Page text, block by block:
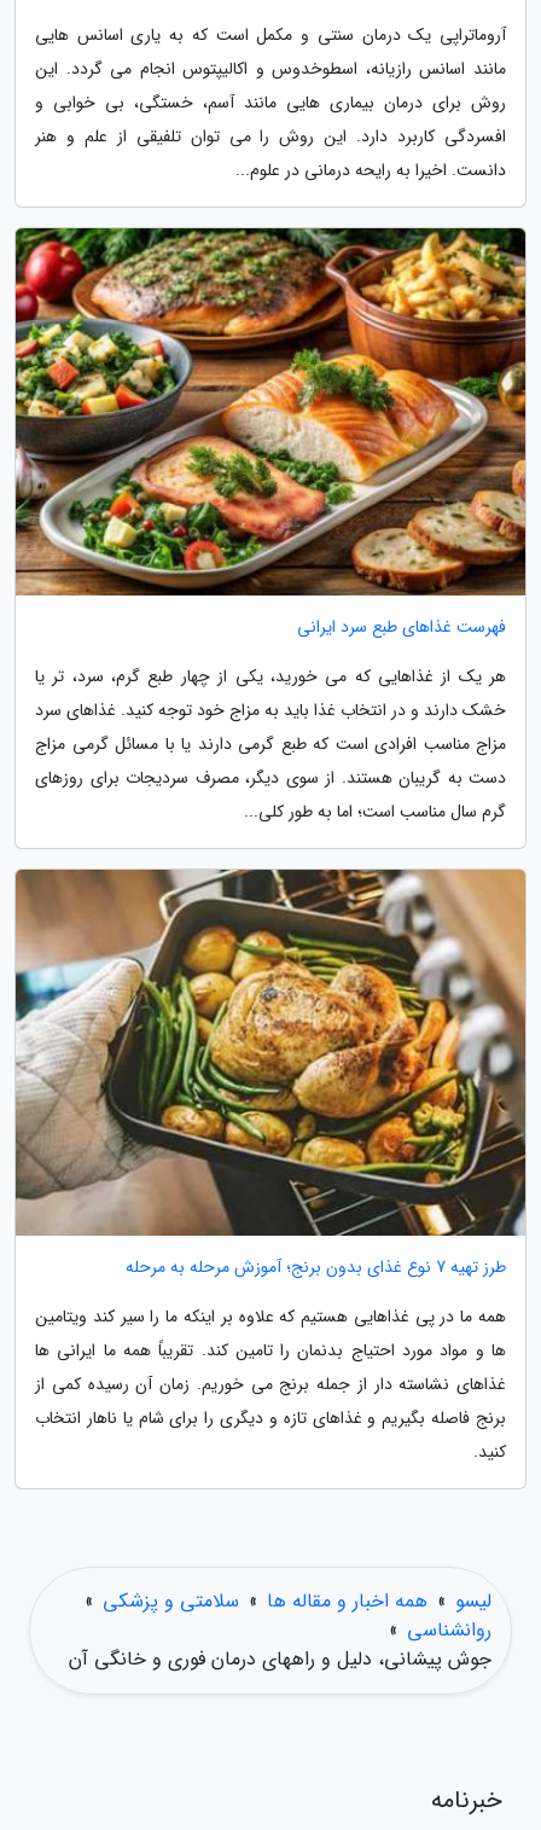
آروماتراپی یک درمان سنتی و مکمل است که به یاری اسانس هایی
مانند اسانس رازیانه، اسطوخدوس و اکالیپتوس انجام می گردد. این
روش برای درمان بیماری هایی مانند آسم، خستگی، بی خوابی و
افسردگی کاربرد دارد. این روش را می توان تلفیقی از علم و هنر
دانست. اخیرا به رایحه درمانی در علوم...
فهرست غذاهای طبع سرد ایرانی
هر یک از غذاهایی که می خورید، یکی از چهار طبع گرم، سرد، تر یا
خشک دارند و در انتخاب غذا باید به مزاج خود توجه کنید. غذاهای سرد
مزاج مناسب افرادی است که طبع گرمی دارند یا با مسائل گرمی مزاج
دست به گریبان هستند. از سوی دیگر، مصرف سردیجات برای روزهای
گرم سال مناسب است؛ اما به طور کلی...
طرز تهیه 7 نوع غذای بدون برنج؛ آموزش مرحله به مرحله
همه ما در پی غذاهایی هستیم که علاوه بر اینکه ما را سیر کند ویتامین
ها و مواد مورد احتیاج بدنمان را تامین کند. تقریباً همه ما ایرانی ها
غذاهای نشاسته دار از جمله برنج می خوریم. زمان آن رسیده کمی از
برنج فاصله بگیریم و غذاهای تازه و دیگری را برای شام یا ناهار انتخاب
کنید.
لیسو » همه اخبار و مقاله ها » سلامتی و پزشکی »
روانشناسی »
جوش پیشانی، دلیل و راههای درمان فوری و خانگی آن
خبرنامه